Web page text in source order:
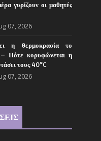
γυρίζουν οι μαθητές
07, 2026
η θερμοκρασία το
– Πότε κορυφώνεται η
τους 40°C
07, 2026